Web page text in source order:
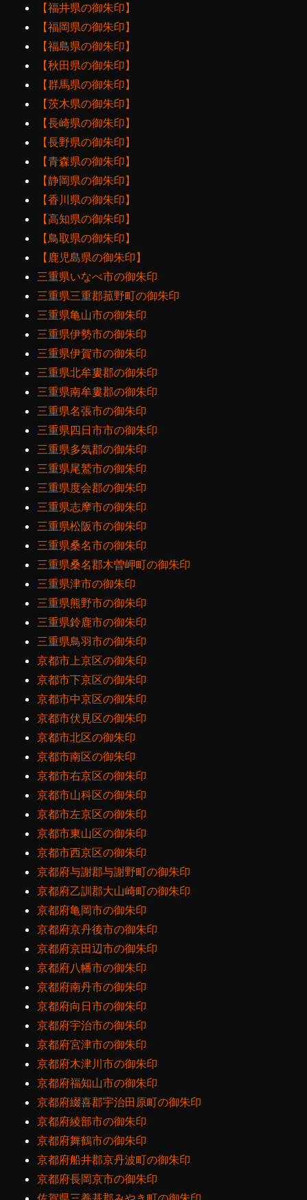
【福井県の御朱印】
【福岡県の御朱印】
【福島県の御朱印】
【秋田県の御朱印】
【群馬県の御朱印】
【茨木県の御朱印】
【長崎県の御朱印】
【長野県の御朱印】
【青森県の御朱印】
【静岡県の御朱印】
【香川県の御朱印】
【高知県の御朱印】
【鳥取県の御朱印】
【鹿児島県の御朱印】
三重県いなべ市の御朱印
三重県三重郡菰野町の御朱印
三重県亀山市の御朱印
三重県伊勢市の御朱印
三重県伊賀市の御朱印
三重県北牟婁郡の御朱印
三重県南牟婁郡の御朱印
三重県名張市の御朱印
三重県四日市市の御朱印
三重県多気郡の御朱印
三重県尾鷲市の御朱印
三重県度会郡の御朱印
三重県志摩市の御朱印
三重県松阪市の御朱印
三重県桑名市の御朱印
三重県桑名郡木曽岬町の御朱印
三重県津市の御朱印
三重県熊野市の御朱印
三重県鈴鹿市の御朱印
三重県鳥羽市の御朱印
京都市上京区の御朱印
京都市下京区の御朱印
京都市中京区の御朱印
京都市伏見区の御朱印
京都市北区の御朱印
京都市南区の御朱印
京都市右京区の御朱印
京都市山科区の御朱印
京都市左京区の御朱印
京都市東山区の御朱印
京都市西京区の御朱印
京都府与謝郡与謝野町の御朱印
京都府乙訓郡大山崎町の御朱印
京都府亀岡市の御朱印
京都府京丹後市の御朱印
京都府京田辺市の御朱印
京都府八幡市の御朱印
京都府南丹市の御朱印
京都府向日市の御朱印
京都府宇治市の御朱印
京都府宮津市の御朱印
京都府木津川市の御朱印
京都府福知山市の御朱印
京都府綴喜郡宇治田原町の御朱印
京都府綾部市の御朱印
京都府舞鶴市の御朱印
京都府船井郡京丹波町の御朱印
京都府長岡京市の御朱印